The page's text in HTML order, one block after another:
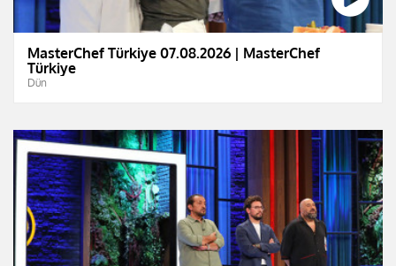
MasterChef Türkiye 07.08.2026 | MasterChef
Türkiye
Dün